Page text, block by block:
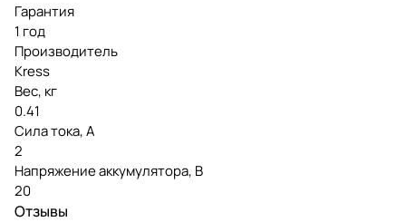
Гарантия
1 год
Производитель
Kress
Вес, кг
0.41
Сила тока, А
2
Напряжение аккумулятора, В
20
Отзывы